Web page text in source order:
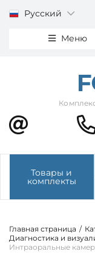
Русский
Меню
Товары и
комплекты
Главная страница /
Диагностика и
Интраоральные